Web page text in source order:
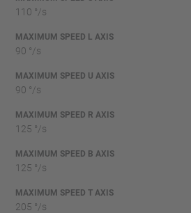
110 °/s
MAXIMUM SPEED L AXIS
90 °/s
MAXIMUM SPEED U AXIS
90 °/s
MAXIMUM SPEED R AXIS
125 °/s
MAXIMUM SPEED B AXIS
125 °/s
MAXIMUM SPEED T AXIS
205 °/s